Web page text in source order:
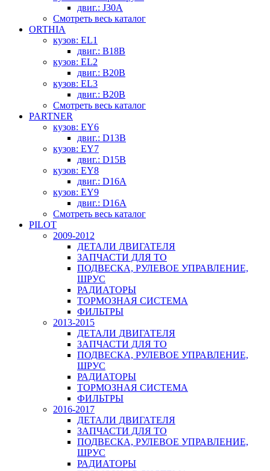
двиг.: J30A
Смотреть весь каталог
ORTHIA
кузов: EL1
двиг.: B18B
кузов: EL2
двиг.: B20B
кузов: EL3
двиг.: B20B
Смотреть весь каталог
PARTNER
кузов: EY6
двиг.: D13B
кузов: EY7
двиг.: D15B
кузов: EY8
двиг.: D16A
кузов: EY9
двиг.: D16A
Смотреть весь каталог
PILOT
2009-2012
ДЕТАЛИ ДВИГАТЕЛЯ
ЗАПЧАСТИ ДЛЯ ТО
ПОДВЕСКА, РУЛЕВОЕ УПРАВЛЕНИЕ,
ШРУС
РАДИАТОРЫ
ТОРМОЗНАЯ СИСТЕМА
ФИЛЬТРЫ
2013-2015
ДЕТАЛИ ДВИГАТЕЛЯ
ЗАПЧАСТИ ДЛЯ ТО
ПОДВЕСКА, РУЛЕВОЕ УПРАВЛЕНИЕ,
ШРУС
РАДИАТОРЫ
ТОРМОЗНАЯ СИСТЕМА
ФИЛЬТРЫ
2016-2017
ДЕТАЛИ ДВИГАТЕЛЯ
ЗАПЧАСТИ ДЛЯ ТО
ПОДВЕСКА, РУЛЕВОЕ УПРАВЛЕНИЕ,
ШРУС
РАДИАТОРЫ